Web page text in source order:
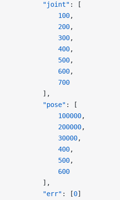
        "joint"
: [
            100
,
            200
,
            300
,
            400
,
            500
,
            600
,
            700
        ],
        "pose"
: [
            100000
,
            200000
,
            30000
,
            400
,
            500
,
            600
        ],
        "err"
: [0]